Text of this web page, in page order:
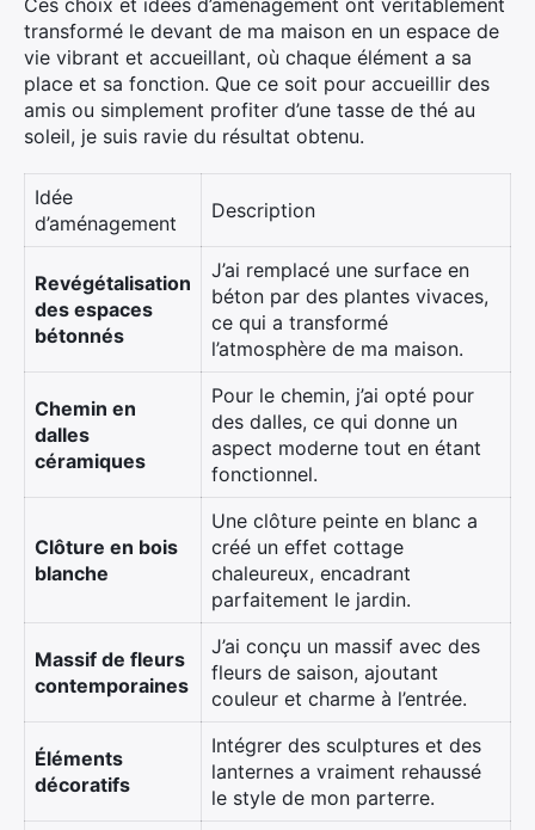
transformé le devant de ma maison en un espace de
vie vibrant et accueillant, où chaque élément a sa
place et sa fonction. Que ce soit pour accueillir des
amis ou simplement profiter d’une tasse de thé au
soleil, je suis ravie du résultat obtenu.
Idée
d’aménagement
Description
Revégétalisation
des espaces
bétonnés
J’ai remplacé une surface en
béton par des plantes vivaces,
ce qui a transformé
l’atmosphère de ma maison.
Chemin en
dalles
céramiques
Pour le chemin, j’ai opté pour
des dalles, ce qui donne un
aspect moderne tout en étant
fonctionnel.
Clôture en bois
blanche
Une clôture peinte en blanc a
créé un effet cottage
chaleureux, encadrant
parfaitement le jardin.
Massif de fleurs
contemporaines
J’ai conçu un massif avec des
fleurs de saison, ajoutant
couleur et charme à l’entrée.
Éléments
décoratifs
Intégrer des sculptures et des
lanternes a vraiment rehaussé
le style de mon parterre.